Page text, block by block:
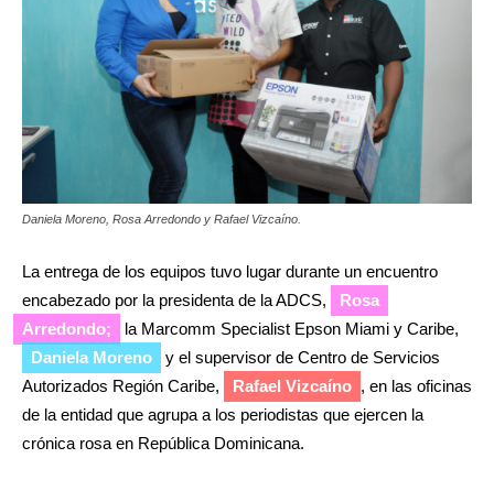
Daniela Moreno, Rosa Arredondo y Rafael Vizcaíno.
La entrega de los equipos tuvo lugar durante un encuentro
encabezado por la presidenta de la ADCS,
Rosa
Arredondo;
la Marcomm Specialist Epson Miami y Caribe,
Daniela Moreno
y el supervisor de Centro de Servicios
Autorizados Región Caribe,
Rafael Vizcaíno , en las oficinas
de la entidad que agrupa a los periodistas que ejercen la
crónica rosa en República Dominicana.